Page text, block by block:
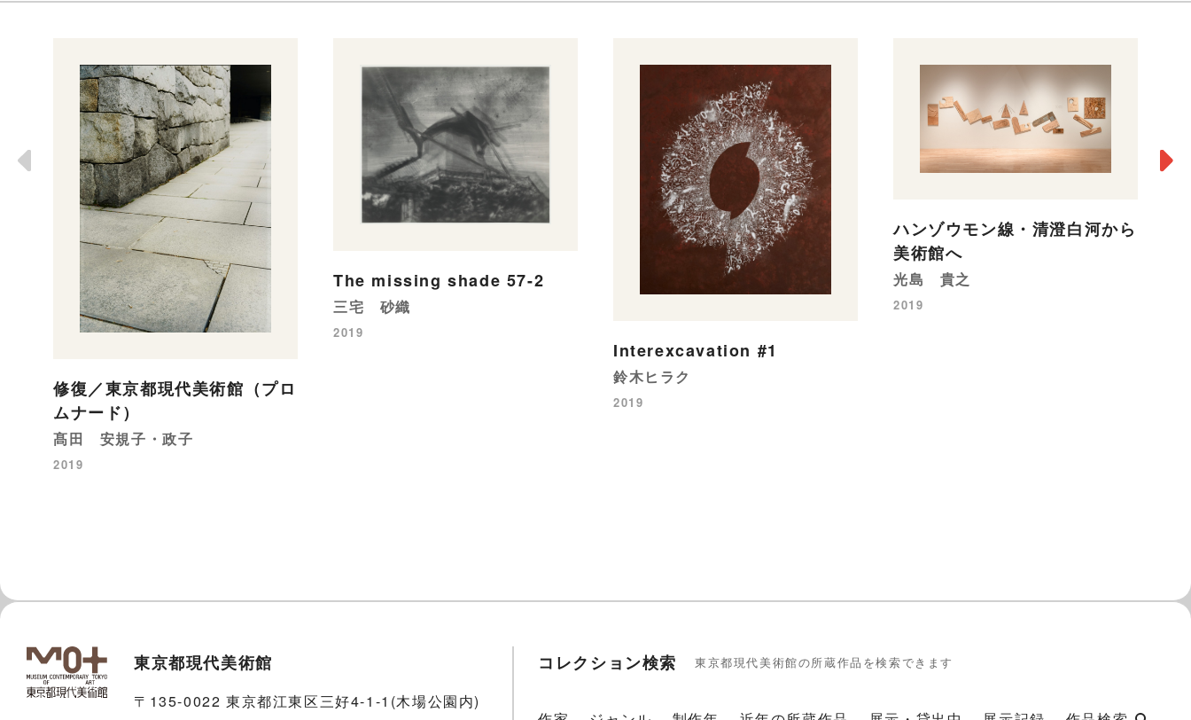
修復／東京都現代美術館（プロ
ムナード）
髙田 安規子・政子
2019
The missing shade 57-2
三宅 砂織
2019
Interexcavation #1
鈴木ヒラク
2019
ハンゾウモン線・清澄白河から
美術館へ
光島 貴之
2019
東京都現代美術館
〒135-0022 東京都江東区三好4-1-1(木場公園内)
コレクション検索 東京都現代美術館の所蔵作品を検索できます